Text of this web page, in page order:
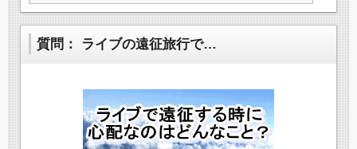
質問： ライブの遠征旅行で…